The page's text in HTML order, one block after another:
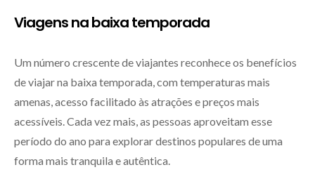
Viagens na baixa temporada
Um número crescente de viajantes reconhece os benefícios
de viajar na baixa temporada, com temperaturas mais
amenas, acesso facilitado às atrações e preços mais
acessíveis. Cada vez mais, as pessoas aproveitam esse
período do ano para explorar destinos populares de uma
forma mais tranquila e autêntica.